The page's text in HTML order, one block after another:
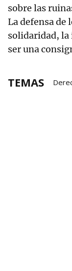
sobre las
La defensa
solidaridad,
ser una
TEMAS